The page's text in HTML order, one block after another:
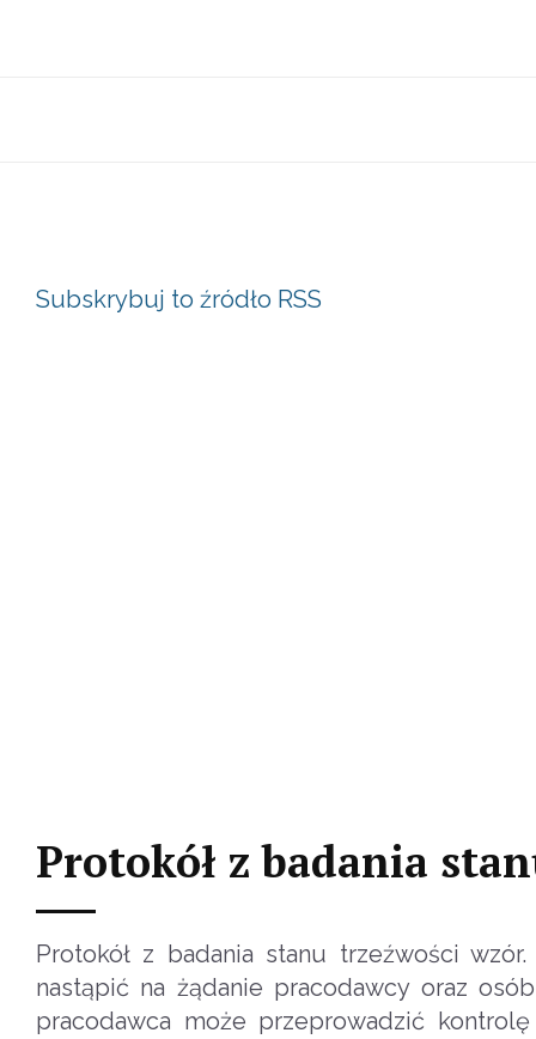
Subskrybuj to źródło RSS
Protokół z badania
Protokół z badania stanu trzeźwości
nastąpić na żądanie pracodawcy oraz
pracodawca może przeprowadzić